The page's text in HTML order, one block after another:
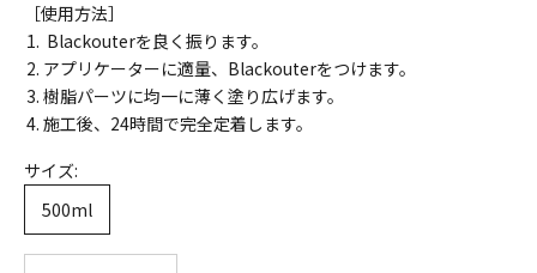
［使用方法］
Blackouterを良く振ります。
アプリケーターに適量、 Blackouterをつけます。
樹脂パーツに均一に薄く塗り広げます。
施工後、24時間で完全定着します。
サイズ:
500ml